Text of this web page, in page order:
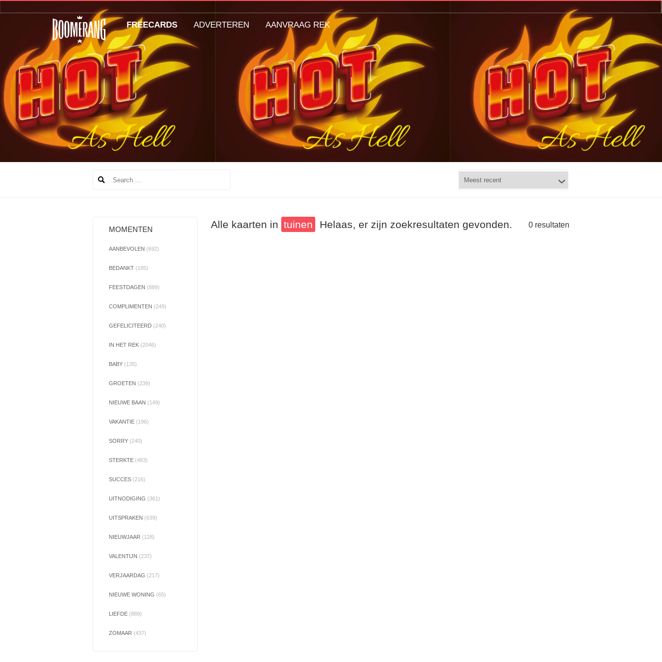
MOMENTEN
AANBEVOLEN (692)
BEDANKT (185)
FEESTDAGEN (889)
COMPLIMENTEN (249)
GEFELICITEERD (240)
IN HET REK (2046)
BABY (135)
GROETEN (239)
NIEUWE BAAN (149)
VAKANTIE (196)
SORRY (240)
STERKTE (483)
SUCCES (216)
UITNODIGING (361)
UITSPRAKEN (639)
NIEUWJAAR (128)
VALENTIJN (237)
VERJAARDAG (217)
NIEUWE WONING (65)
LIEFDE (889)
ZOMAAR (437)
Alle kaarten in tuinen 0 resultaten
Helaas, er zijn zoekresultaten gevonden.
FREECARDS ADVERTEREN AANVRAAG REK